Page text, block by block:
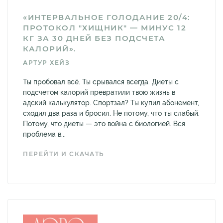
«ИНТЕРВАЛЬНОЕ ГОЛОДАНИЕ 20/4:
ПРОТОКОЛ "ХИЩНИК" — МИНУС 12
КГ ЗА 30 ДНЕЙ БЕЗ ПОДСЧЕТА
КАЛОРИЙ».
АРТУР ХЕЙЗ
Ты пробовал всё. Ты срывался всегда. Диеты с
подсчетом калорий превратили твою жизнь в
адский калькулятор. Спортзал? Ты купил абонемент,
сходил два раза и бросил. Не потому, что ты слабый.
Потому, что диеты — это война с биологией. Вся
проблема в...
ПЕРЕЙТИ И СКАЧАТЬ